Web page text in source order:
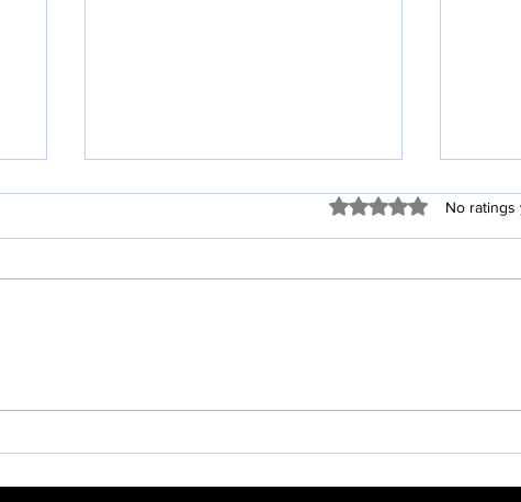
Rated 0 out of 5 stars.
No ratings